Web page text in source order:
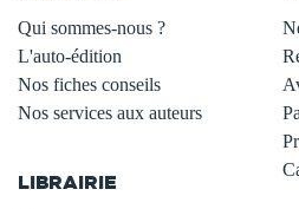
Qui sommes-nous ?
L'auto-édition
Nos fiches conseils
Nos services aux auteurs
LIBRAIRIE